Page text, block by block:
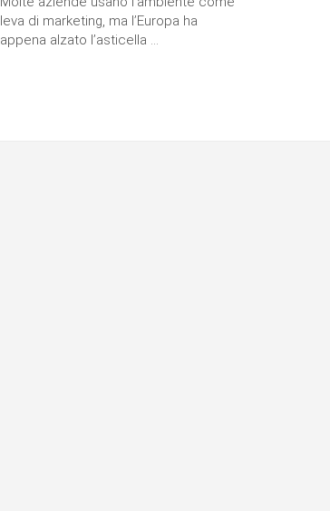
leva di marketing, ma l’Europa ha
appena alzato l’asticella ...